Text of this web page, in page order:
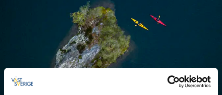
Som gjort för paddling